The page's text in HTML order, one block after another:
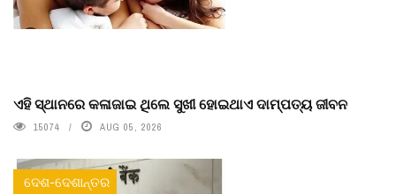
ଏହି ସ୍ଥାନରେ କଳାଜାଇ ଥିଲେ ସୁଖୀ ହୋଇଥାଏ ଦାମ୍ପତ୍ୟ ଜୀବନ
15074 AUG 05, 2026
ଦେଶ-ଦେଶାନ୍ତର